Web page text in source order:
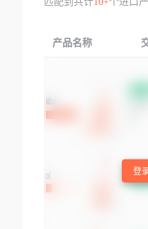
产品名称
登